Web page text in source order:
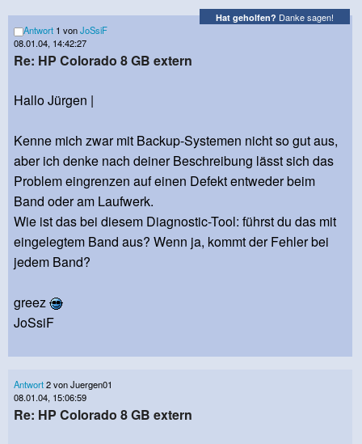
Hat geholfen? Danke sagen!
Antwort 1 vonJoSsiF
08.01.04, 14:42:27
Re: HP Colorado 8 GB extern
Hallo Jürgen |
Kenne mich zwar mit Backup-Systemen nicht so gut aus,
aber ich denke nach deiner Beschreibung lässt sich das
Problem eingrenzen auf einen Defekt entweder beim
Band oder am Laufwerk.
Wie ist das bei diesem Diagnostic-Tool: führst du das mit
eingelegtem Band aus? Wenn ja, kommt der Fehler bei
jedem Band?
greez
JoSsiF
Antwort2 von Juergen01
08.01.04, 15:06:59
Re: HP Colorado 8 GB extern